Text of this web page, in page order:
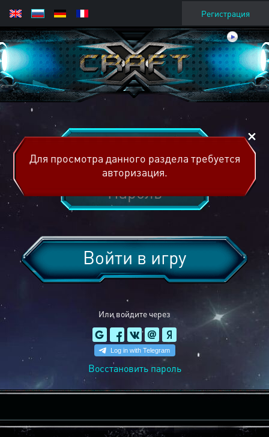
Регистрация
Или войдите через
Войти в игру
Восстановить пароль
Для просмотра данного раздела требуется
авторизация.